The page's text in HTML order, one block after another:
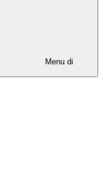
Menu di